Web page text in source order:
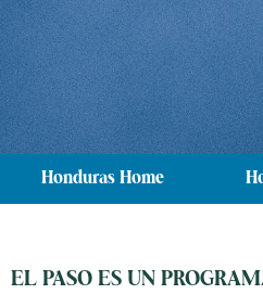
Honduras Home
EL PASO ES UN